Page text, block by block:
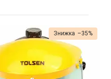
–35%